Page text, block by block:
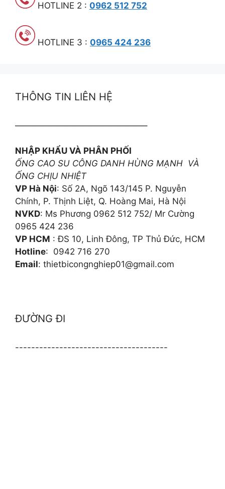
HOTLINE 2 : 0962 512 752
HOTLINE 3 : 0965 424 236
THÔNG TIN LIÊN HỆ
———————————————–
NHẬP KHẨU VÀ PHÂN PHỐI
ỐNG CAO SU CÔNG DANH HÙNG MẠNH VÀ
ỐNG CHỊU NHIỆT
VP Hà Nội: Số 2A, Ngõ 143/145 P. Nguyễn
Chính, P. Thịnh Liệt, Q. Hoàng Mai, Hà Nội
NVKD: Ms Phương 0962 512 752/ Mr Cường
0965 424 236
VP HCM : ĐS 10, Linh Đông, TP Thủ Đức, HCM
Hotline: 0942 716 270
Email: thietbicongnghiep01@gmail.com
ĐƯỜNG ĐI
--------------------------------------